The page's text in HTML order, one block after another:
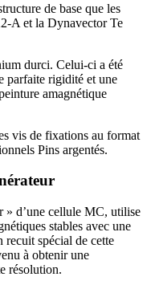
de base que les
A et la Dynavector Te
durci. Celui-ci a été
parfaite rigidité et une
amagnétique
vis de fixations au format
Pins argentés.
» d’une cellule MC, utilise
stables avec une
recuit spécial de cette
à obtenir une
résolution.